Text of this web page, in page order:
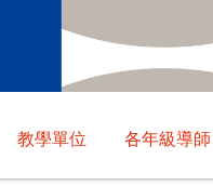
教學單位 各年級導師